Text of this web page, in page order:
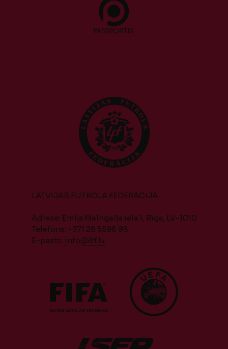
LATVIJAS FUTBOLA FEDERĀCIJA
Adrese: Emiļa Melngaiļa iela 1, Rīga, LV-1010
Telefons: +371 28 5598 98
E-pasts: info@lff.lv